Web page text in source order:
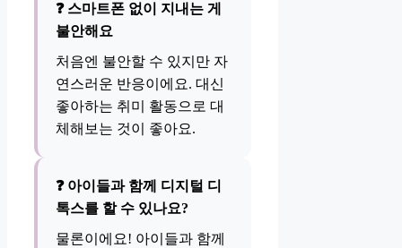
❓ 스마트폰 없이 지내는 게
불안해요
처음엔 불안할 수 있지만 자
연스러운 반응이에요. 대신
좋아하는 취미 활동으로 대
체해보는 것이 좋아요.
❓ 아이들과 함께 디지털 디
톡스를 할 수 있나요?
물론이에요! 아이들과 함께